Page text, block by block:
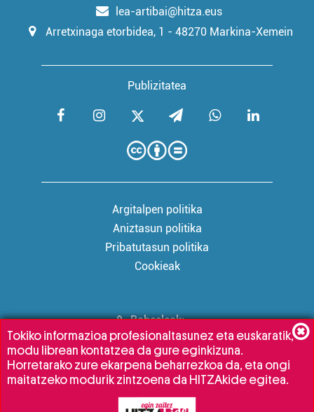
lea-artibai@hitza.eus
Arretxinaga etorbidea, 1 - 48270 Markina-Xemein
Publizitatea
Argitalpen politika
Aniztasun politika
Pribatutasun politika
Cookieak
Babesleak:
Tokiko informazioa profesionaltasunez eta euskaratik,
modu librean kontatzea da gure eginkizuna.
Horretarako zure ekarpena beharrezkoa da, eta ongi
maitatzeko modurik zintzoena da HITZAkide egitea.